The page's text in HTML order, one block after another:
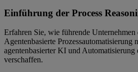
Einführung der Process
Erfahren Sie, wie führende Unternehmen
Agentenbasierte Prozessautomatisierung
agentenbasierter KI und Automatisierung
verschaffen.